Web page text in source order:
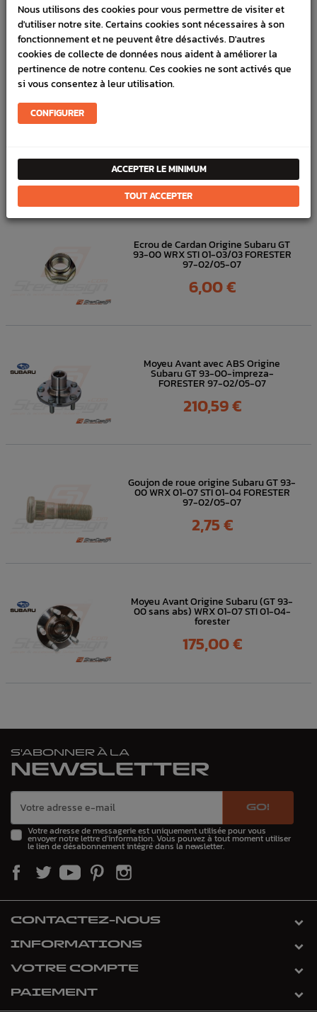
Marque :SUBARU
Référence :174
FICHE TECHNIQUE
Transmission
Capteurs, sondes
DANSLA MÊME
CATÉGORIE
Ecrou de Cardan Origine Subaru GT
93-00 WRX STI 01-03/03 FORESTER
97-02/05-07
Prix
6,00 €
Moyeu Avant avec ABS Origine
Subaru GT 93-00-impreza-
FORESTER 97-02/05-07
Prix
210,59 €
Goujon de roue origine Subaru GT 93-
00 WRX 01-07 STI 01-04 FORESTER
97-02/05-07
Prix
2,75 €
Moyeu Avant Origine Subaru (GT 93-
00 sans abs) WRX 01-07 STI 01-04-
forester
Prix
175,00 €
S'ABONNER À LA
NEWSLETTER
GO!
Votre adresse de messagerie est uniquement utilisée pour vous
envoyer notre lettre d'information. Vous pouvez à tout moment utiliser
le lien de désabonnement intégré dans la newsletter.
CONTACTEZ-NOUS
INFORMATIONS
VOTRE COMPTE
PAIEMENT
Nous utilisons des cookies pour vous permettre de visiter et
d'utiliser notre site. Certains cookies sont nécessaires à son
fonctionnement et ne peuvent être désactivés. D'autres
cookies de collecte de données nous aident à améliorer la
pertinence de notre contenu. Ces cookies ne sont activés que
si vous consentez à leur utilisation.
CONFIGURER
ACCEPTER LE MINIMUM
TOUT ACCEPTER